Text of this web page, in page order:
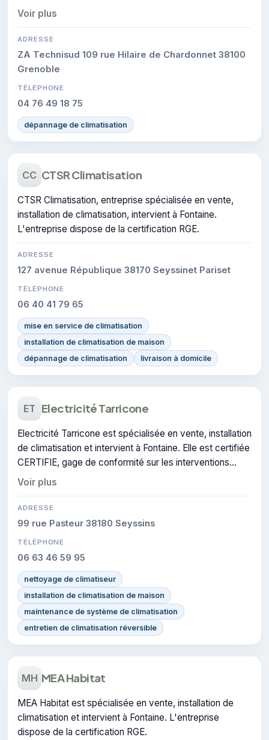
savoir-faire de l'entreprise.
Voir plus
ADRESSE
ZA Technisud 109 rue Hilaire de Chardonnet 38100
Grenoble
TÉLÉPHONE
04 76 49 18 75
dépannage de climatisation
CC CTSR Climatisation
CTSR Climatisation, entreprise spécialisée en vente,
installation de climatisation, intervient à Fontaine.
L'entreprise dispose de la certification RGE.
ADRESSE
127 avenue République 38170 Seyssinet Pariset
TÉLÉPHONE
06 40 41 79 65
mise en service de climatisation
installation de climatisation de maison
dépannage de climatisation
livraison à domicile
ET Electricité Tarricone
Electricité Tarricone est spécialisée en vente, installation
de climatisation et intervient à Fontaine. Elle est certifiée
CERTIFIE, gage de conformité sur les interventions
réalisées.
Voir plus
ADRESSE
99 rue Pasteur 38180 Seyssins
TÉLÉPHONE
06 63 46 59 95
nettoyage de climatiseur
installation de climatisation de maison
maintenance de système de climatisation
entretien de climatisation réversible
MH MEA Habitat
MEA Habitat est spécialisée en vente, installation de
climatisation et intervient à Fontaine. L'entreprise
dispose de la certification RGE.